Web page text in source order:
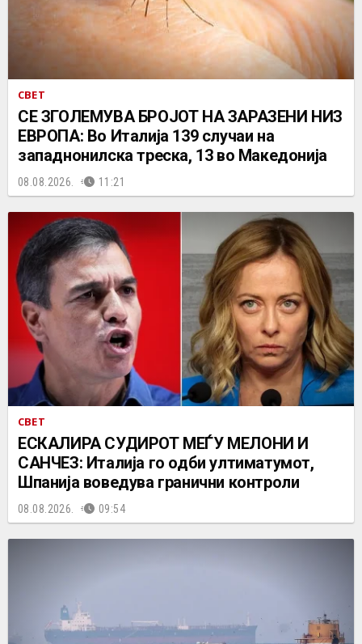
СВЕТ
СЕ ЗГОЛЕМУВА БРОЈОТ НА ЗАРАЗЕНИ НИЗ
ЕВРОПА: Во Италија 139 случаи на
западнонилска треска, 13 во Македонија
08.08.2026. 11:21
СВЕТ
ЕСКАЛИРА СУДИРОТ МЕЃУ МЕЛОНИ И
САНЧЕЗ: Италија го одби ултиматумот,
Шпанија воведува гранични контроли
08.08.2026. 09:54